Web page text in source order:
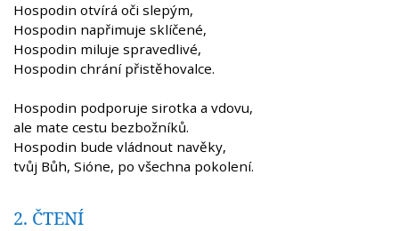
Hospodin otvírá oči slepým,
Hospodin napřimuje sklíčené,
Hospodin miluje spravedlivé,
Hospodin chrání přistěhovalce.
Hospodin podporuje sirotka a vdovu,
ale mate cestu bezbožníků.
Hospodin bude vládnout navěky,
tvůj Bůh, Sióne, po všechna pokolení.
2. ČTENÍ